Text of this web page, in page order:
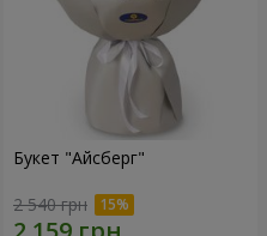
Букет "Айсберг"
2 540 грн